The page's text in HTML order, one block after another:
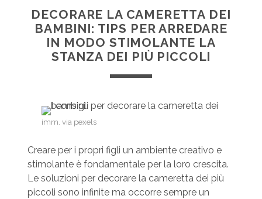
DECORARE LA CAMERETTA DEI
BAMBINI: TIPS PER ARREDARE
IN MODO STIMOLANTE LA
STANZA DEI PIÙ PICCOLI
imm. via pexels
Creare per i propri figli un ambiente creativo e
stimolante è fondamentale per la loro crescita.
Le soluzioni per decorare la cameretta dei più
piccoli sono infinite ma occorre sempre un